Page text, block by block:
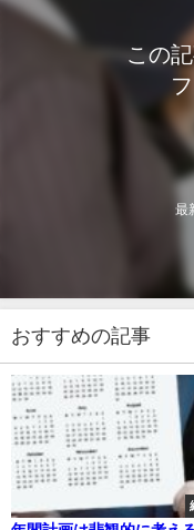
この
最
おすすめの記事